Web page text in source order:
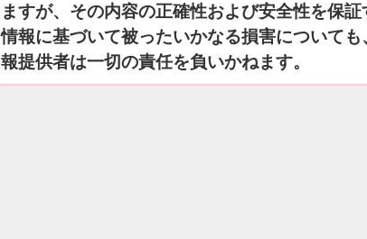
ますが、その内容の正確性および安全性を保
情報に基づいて被ったいかなる損害について
報提供者は一切の責任を負いかねます。